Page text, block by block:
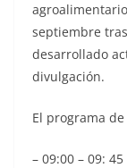
septiembre
desarrollado
divulgación.
El programa
– 09:00 – 09: